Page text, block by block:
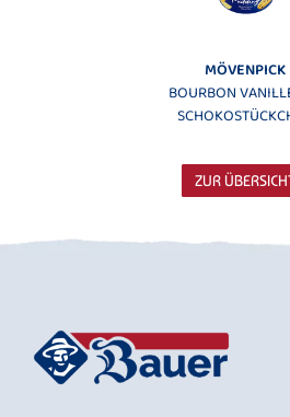
MÖVENPICK
BOURBON
ZUR